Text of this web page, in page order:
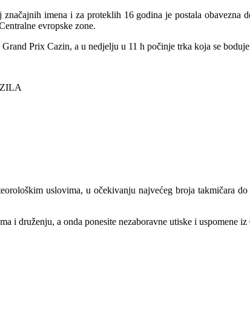
imena i za proteklih 16 godina je postala obavezna
evropske zone.
Prix Cazin, a u nedjelju u 11 h počinje trka koja se
uslovima, u očekivanju najvećeg broja takmičara
i druženju, a onda ponesite nezaboravne utiske i uspomene